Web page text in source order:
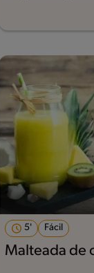
5' Fácil
Malteada de